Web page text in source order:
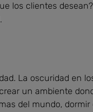
los clientes desean?
La oscuridad en
un ambiente
del mundo,